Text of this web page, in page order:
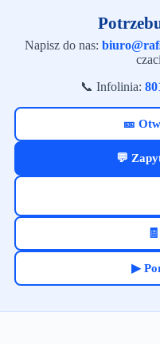
Napisz do nas:
📞 Infolinia:
🎫
💬
▶